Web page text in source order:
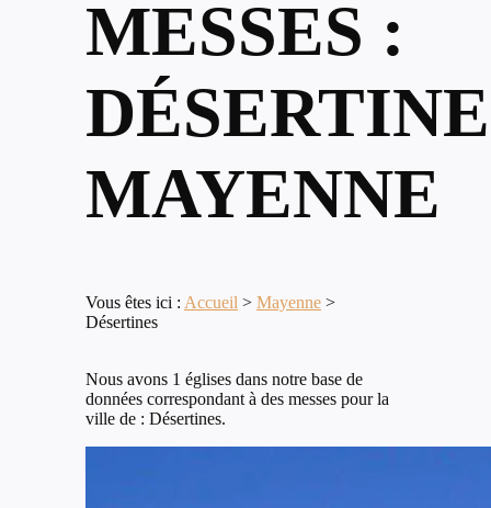
MESSES :
MAYENNE
Vous êtes ici : Accueil > Mayenne >
Désertines
Nous avons 1 églises dans notre base de
données correspondant à des messes pour la
ville de : Désertines.